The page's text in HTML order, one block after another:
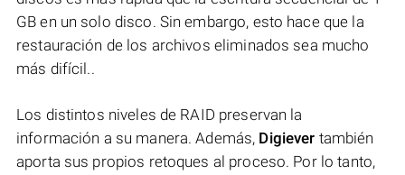
GB en un solo disco. Sin embargo, esto hace que la
restauración de los archivos eliminados sea mucho
más difícil..
Los distintos niveles de RAID preservan la
información a su manera. Además, Digiever también
aporta sus propios retoques al proceso. Por lo tanto,